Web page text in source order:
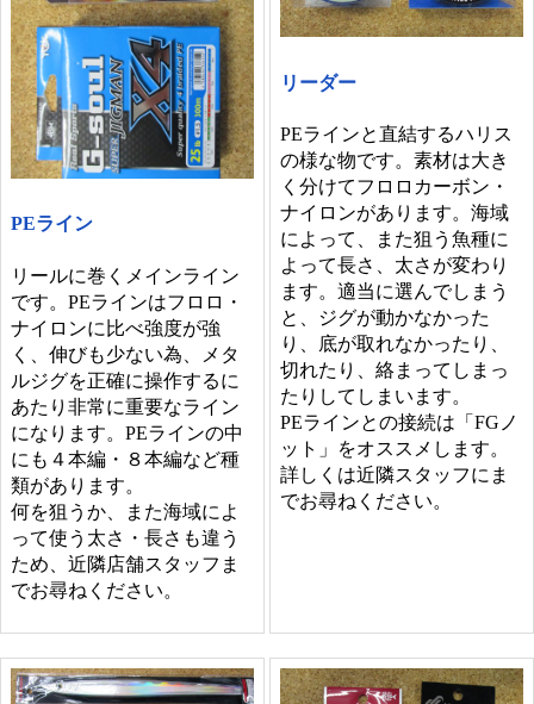
PEライン
リールに巻くメインライン
です。PEラインはフロロ・
ナイロンに比べ強度が強
く、伸びも少ない為、メタ
ルジグを正確に操作するに
あたり非常に重要なライン
になります。PEラインの中
にも４本編・８本編など種
類があります。
何を狙うか、また海域によ
って使う太さ・長さも違う
ため、近隣店舗スタッフま
でお尋ねください。
リーダー
PEラインと直結するハリス
の様な物です。素材は大き
く分けてフロロカーボン・
ナイロンがあります。海域
によって、また狙う魚種に
よって長さ、太さが変わり
ます。適当に選んでしまう
と、ジグが動かなかった
り、底が取れなかったり、
切れたり、絡まってしまっ
たりしてしまいます。
PEラインとの接続は「FGノ
ット」をオススメします。
詳しくは近隣スタッフにま
でお尋ねください。